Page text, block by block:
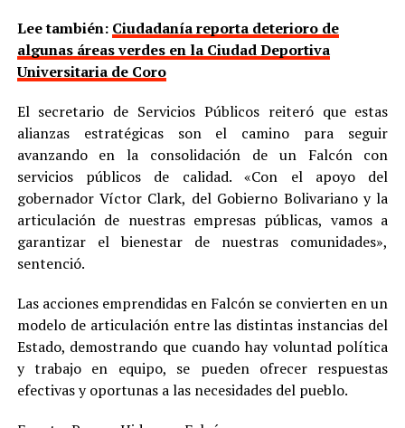
Lee también: Ciudadanía reporta deterioro de
algunas áreas verdes en la Ciudad Deportiva
Universitaria de Coro
El secretario de Servicios Públicos reiteró que estas
alianzas estratégicas son el camino para seguir
avanzando en la consolidación de un Falcón con
servicios públicos de calidad. «Con el apoyo del
gobernador Víctor Clark, del Gobierno Bolivariano y la
articulación de nuestras empresas públicas, vamos a
garantizar el bienestar de nuestras comunidades»,
sentenció.
Las acciones emprendidas en Falcón se convierten en un
modelo de articulación entre las distintas instancias del
Estado, demostrando que cuando hay voluntad política
y trabajo en equipo, se pueden ofrecer respuestas
efectivas y oportunas a las necesidades del pueblo.